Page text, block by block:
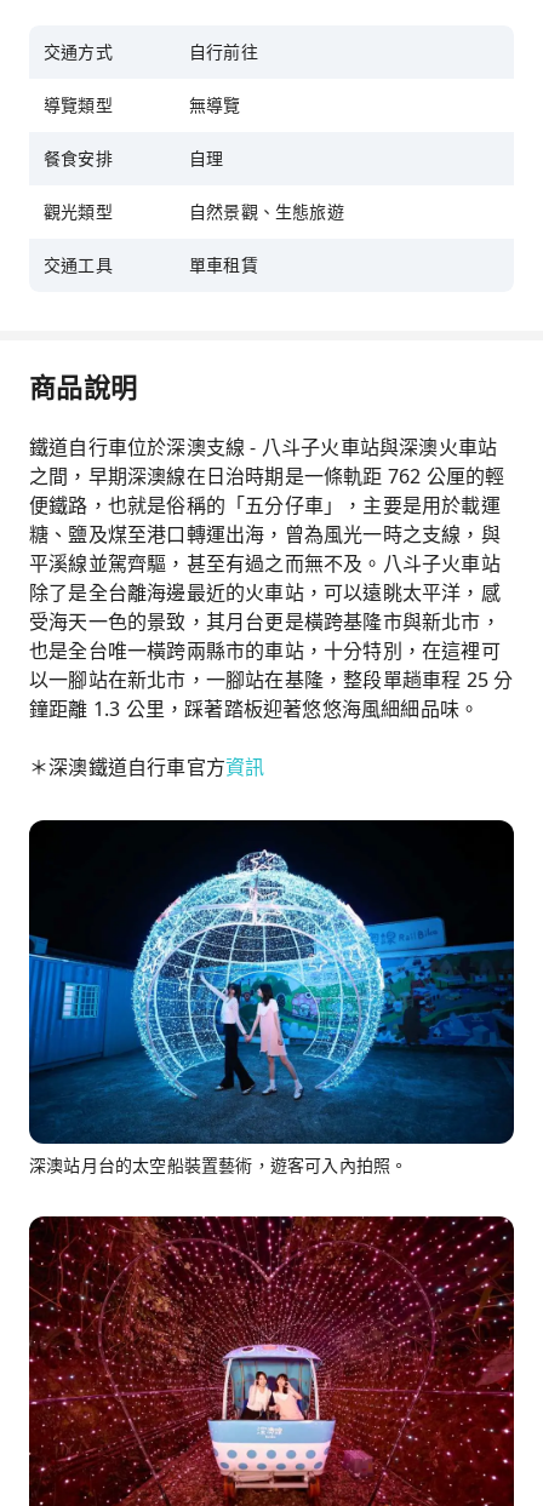
交通方式 自行前往
導覽類型 無導覽
餐食安排 自理
觀光類型 自然景觀、生態旅遊
交通工具 單車租賃
商品說明
鐵道自行車位於深澳支線 - 八斗子火車站與深澳火車站
之間，早期深澳線在日治時期是一條軌距 762 公厘的輕
便鐵路，也就是俗稱的「五分仔車」，主要是用於載運
糖、鹽及煤至港口轉運出海，曾為風光一時之支線，與
平溪線並駕齊驅，甚至有過之而無不及。八斗子火車站
除了是全台離海邊最近的火車站，可以遠眺太平洋，感
受海天一色的景致，其月台更是橫跨基隆市與新北市，
也是全台唯一橫跨兩縣市的車站，十分特別，在這裡可
以一腳站在新北市，一腳站在基隆，整段單趟車程 25 分
鐘距離 1.3 公里，踩著踏板迎著悠悠海風細細品味。
＊深澳鐵道自行車官方資訊
深澳站月台的太空船裝置藝術，遊客可入內拍照。